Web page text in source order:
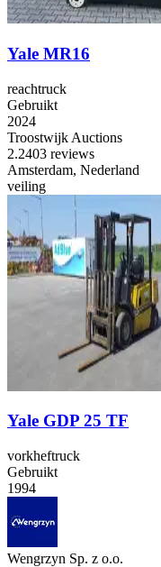
Yale MR16
reachtruck
Gebruikt
2024
Troostwijk Auctions
2.2403 reviews
Amsterdam, Nederland
veiling
Yale GDP 25 TF
vorkheftruck
Gebruikt
1994
Wengrzyn Sp. z o.o.